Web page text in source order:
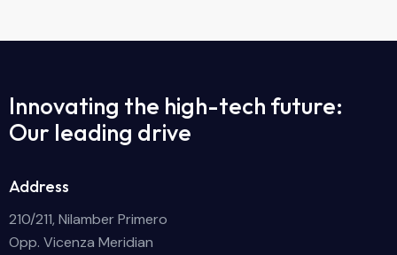
Innovating the high-tech future:
Our leading drive
Address
210/211, Nilamber Primero
Opp. Vicenza Meridian